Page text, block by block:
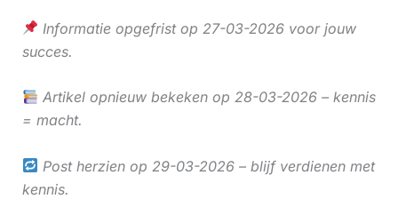
Informatie opgefrist op 27-03-2026 voor jouw
succes.
Artikel opnieuw bekeken op 28-03-2026 – kennis
= macht.
Post herzien op 29-03-2026 – blijf verdienen met
kennis.